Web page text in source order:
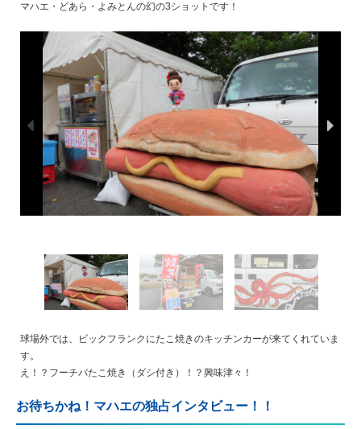
マハエ・どあら・よみとんの幻の3ショットです！
球場外では、ビックフランクにたこ焼きのキッチンカーが来てくれていま
す。
え！？フーチバたこ焼き（ダシ付き）！？興味津々！
お待ちかね！マハエの独占インタビュー！！